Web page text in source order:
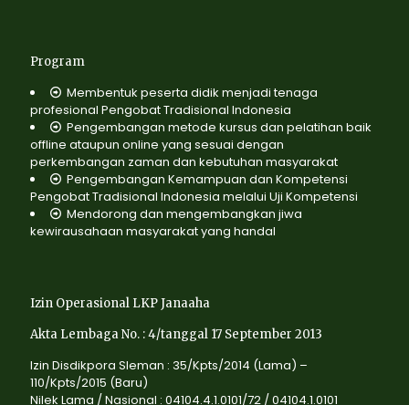
Program
Membentuk peserta didik menjadi tenaga
profesional Pengobat Tradisional Indonesia
Pengembangan metode kursus dan pelatihan baik
offline ataupun online yang sesuai dengan
perkembangan zaman dan kebutuhan masyarakat
Pengembangan Kemampuan dan Kompetensi
Pengobat Tradisional Indonesia melalui Uji Kompetensi
Mendorong dan mengembangkan jiwa
kewirausahaan masyarakat yang handal
Izin Operasional LKP Janaaha
Akta Lembaga No. : 4/tanggal 17 September 2013
Izin Disdikpora Sleman : 35/Kpts/2014 (Lama) –
110/Kpts/2015 (Baru)
Nilek Lama / Nasional : 04104.4.1.0101/72 / 04104.1.0101